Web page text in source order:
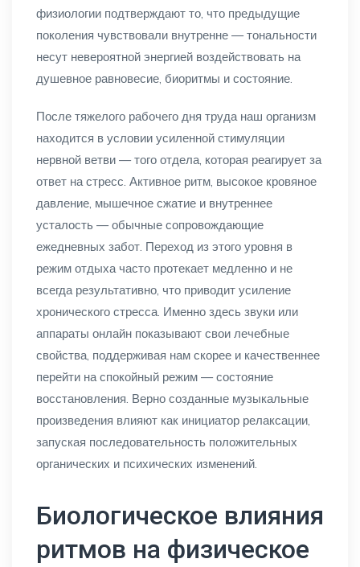
физиологии подтверждают то, что предыдущие
поколения чувствовали внутренне — тональности
несут невероятной энергией воздействовать на
душевное равновесие, биоритмы и состояние.
После тяжелого рабочего дня труда наш организм
находится в условии усиленной стимуляции
нервной ветви — того отдела, которая реагирует за
ответ на стресс. Активное ритм, высокое кровяное
давление, мышечное сжатие и внутреннее
усталость — обычные сопровождающие
ежедневных забот. Переход из этого уровня в
режим отдыха часто протекает медленно и не
всегда результативно, что приводит усиление
хронического стресса. Именно здесь звуки или
аппараты онлайн показывают свои лечебные
свойства, поддерживая нам скорее и качественнее
перейти на спокойный режим — состояние
восстановления. Верно созданные музыкальные
произведения влияют как инициатор релаксации,
запуская последовательность положительных
органических и психических изменений.
Биологическое влияния
ритмов на физическое